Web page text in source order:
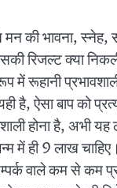
की भावना, स्नेह,
रिजल्ट क्या
रूहानी
ऐसा बाप को
होना है,
में ही 9 लाख
वाले कम से